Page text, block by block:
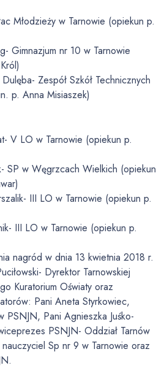
Młodzieży w Tarnowie (opiekun p.
Gimnazjum nr 10 w Tarnowie
Zespół Szkół Technicznych
p. Anna Misiaszek)
V LO w Tarnowie (opiekun p.
SP w Węgrzcach Wielkich (opiekun
III LO w Tarnowie (opiekun p.
III LO w Tarnowie (opiekun p.
nagród w dnia 13 kwietnia 2018 r.
Dyrektor Tarnowskiej
Kuratorium Oświaty oraz
Pani Aneta Styrkowiec,
PSNJN, Pani Agnieszka Juśko-
PSNJN- Oddział Tarnów
Sp nr 9 w Tarnowie oraz